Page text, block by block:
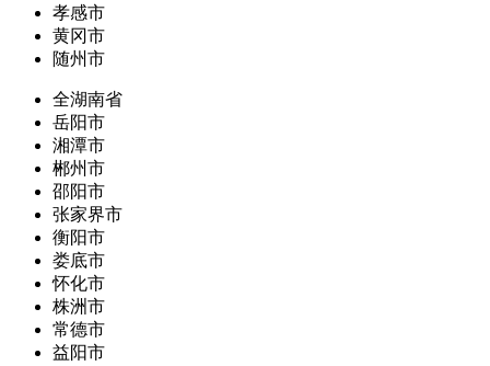
孝感市
黄冈市
随州市
全湖南省
岳阳市
湘潭市
郴州市
邵阳市
张家界市
衡阳市
娄底市
怀化市
株洲市
常德市
益阳市